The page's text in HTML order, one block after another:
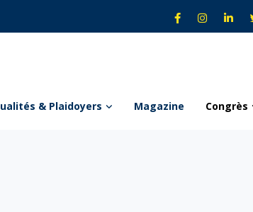
& Plaidoyers Magazine Congrès